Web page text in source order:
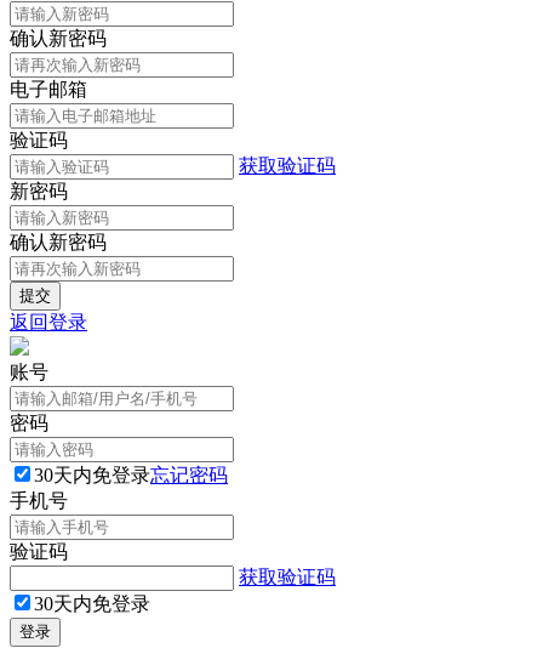
确认新密码
电子邮箱
验证码
获取验证码
新密码
确认新密码
返回登录
账号
密码
30天内免登录忘记密码
手机号
验证码
获取验证码
30天内免登录